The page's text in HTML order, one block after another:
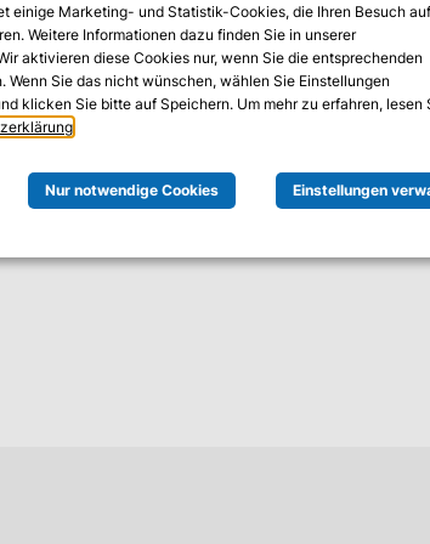
zuverlässig und effizient. Als führender
Sicherheit und spürbare Entlastung
einige Marketing- und Statistik-Cookies, die Ihren Besuch auf
Weitere Informationen dazu finden Sie in unserer
aktivieren diese Cookies nur, wenn Sie die entsprechenden
Sie das nicht wünschen, wählen Sie Einstellungen
klicken Sie bitte auf Speichern. Um mehr zu erfahren, lesen
Nur notwendige Cookies Einstellungen